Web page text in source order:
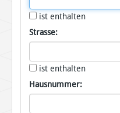
ist enthalten
Strasse:
ist enthalten
Hausnummer: